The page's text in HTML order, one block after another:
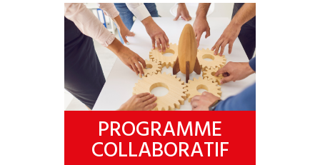
PROGRAMME
COLLABORATIF